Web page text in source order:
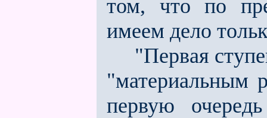
том, что по
имеем дело
"Первая
"материальным
первую